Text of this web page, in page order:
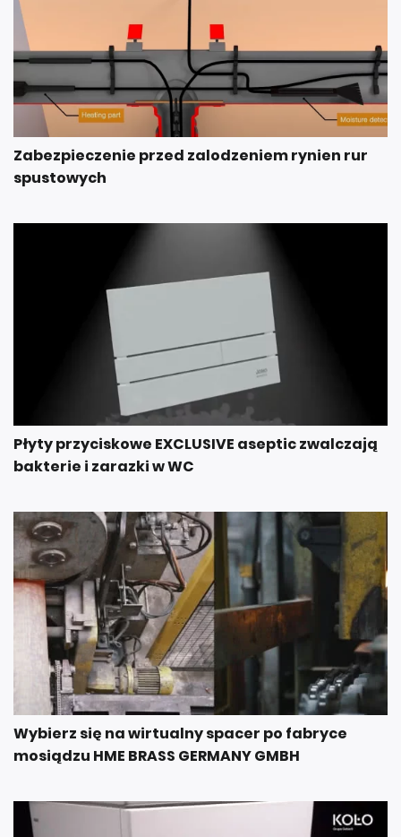
Zabezpieczenie przed zalodzeniem rynien rur
spustowych
Płyty przyciskowe EXCLUSIVE aseptic zwalczają
bakterie i zarazki w WC
Wybierz się na wirtualny spacer po fabryce
mosiądzu HME BRASS GERMANY GMBH